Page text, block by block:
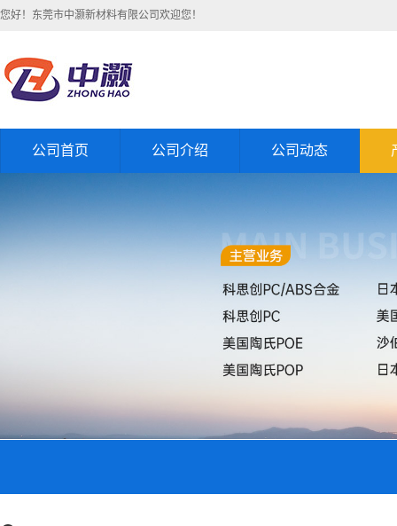
您好！东莞市中灏新材料有限公司欢迎您！
公司首页 公司介绍 公司动态